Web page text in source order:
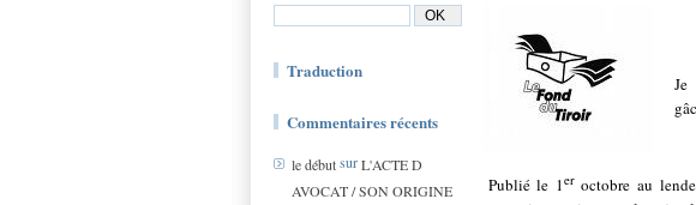
Traduction
Commentaires récents
le débutsurL'ACTE D
AVOCAT / SON ORIGINE
Je
Publié le 1eroctobre au